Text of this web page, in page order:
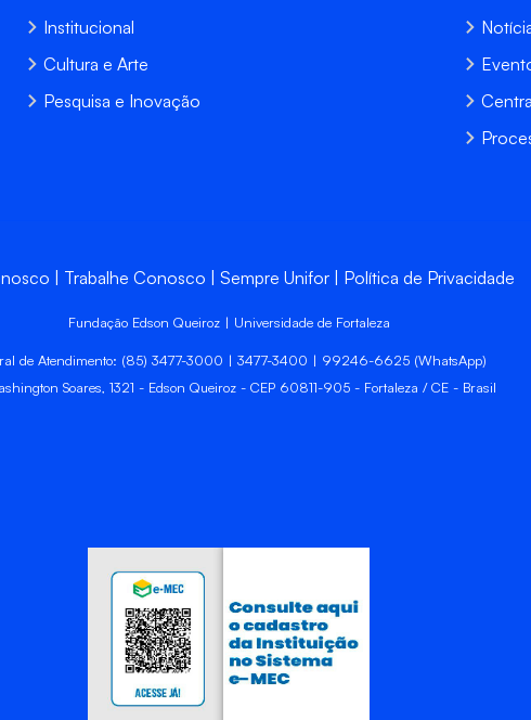
Institucional
Cultura e Arte
Pesquisa e Inovação
Trabalhe Conosco Sempre Unifor Política de Privacidade
Fundação Edson Queiroz | Universidade de Fortaleza
de Atendimento: (85) 3477-3000 | 3477-3400 | 99246-6625 (WhatsApp)
Soares, 1321 - Edson Queiroz - CEP 60811-905 - Fortaleza / CE - Brasil